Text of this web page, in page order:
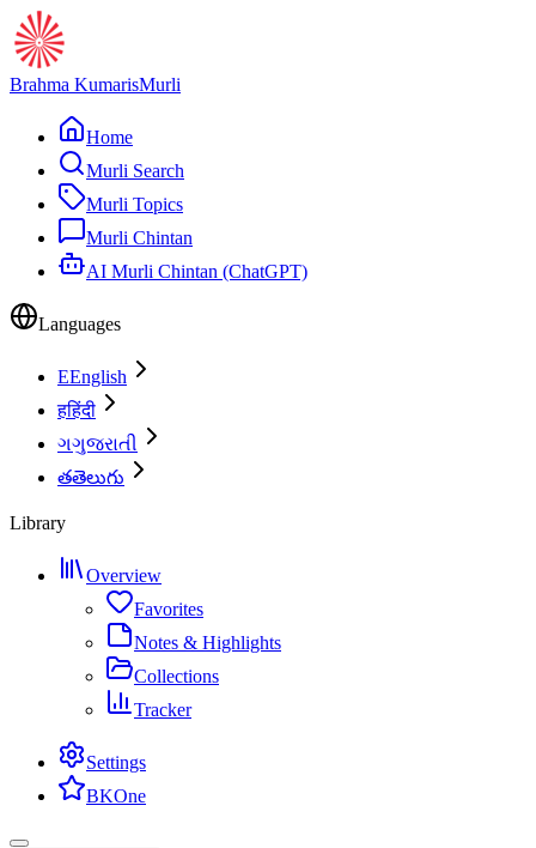
Brahma KumarisMurli
Home
Murli Search
Murli Topics
Murli Chintan
AI Murli Chintan (ChatGPT)
Languages
EEnglish
हहिंदी
ગગુજરાતી
తతెలుగు
Library
Overview
Favorites
Notes & Highlights
Collections
Tracker
Settings
BKOne